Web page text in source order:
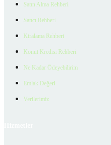
Satın Alma Rehberi
Satıcı Rehberi
Kiralama Rehberi
Konut Kredisi Rehberi
Ne Kadar Ödeyebilirim
Emlak Değeri
Verilerimiz